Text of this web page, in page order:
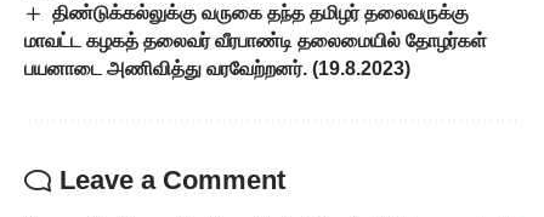
திண்டுக்கல்லுக்கு வருகை தந்த தமிழர் தலைவருக்கு
மாவட்ட கழகத் தலைவர் வீரபாண்டி தலைமையில் தோழர்கள்
பயனாடை அணிவித்து வரவேற்றனர். (19.8.2023)
Leave a Comment